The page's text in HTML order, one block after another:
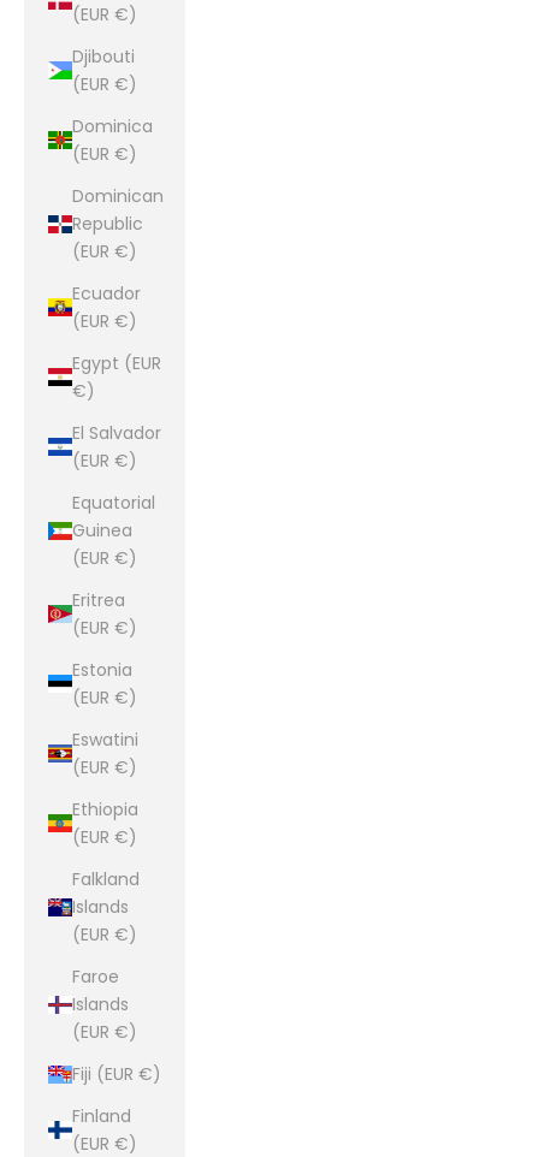
(EUR €)
Djibouti
(EUR €)
Dominica
(EUR €)
Dominican
Republic
(EUR €)
Ecuador
(EUR €)
Egypt (EUR
€)
El Salvador
(EUR €)
Equatorial
Guinea
(EUR €)
Eritrea
(EUR €)
Estonia
(EUR €)
Eswatini
(EUR €)
Ethiopia
(EUR €)
Falkland
Islands
(EUR €)
Faroe
Islands
(EUR €)
Fiji (EUR €)
Finland
(EUR €)